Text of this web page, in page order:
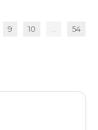
9 10 54